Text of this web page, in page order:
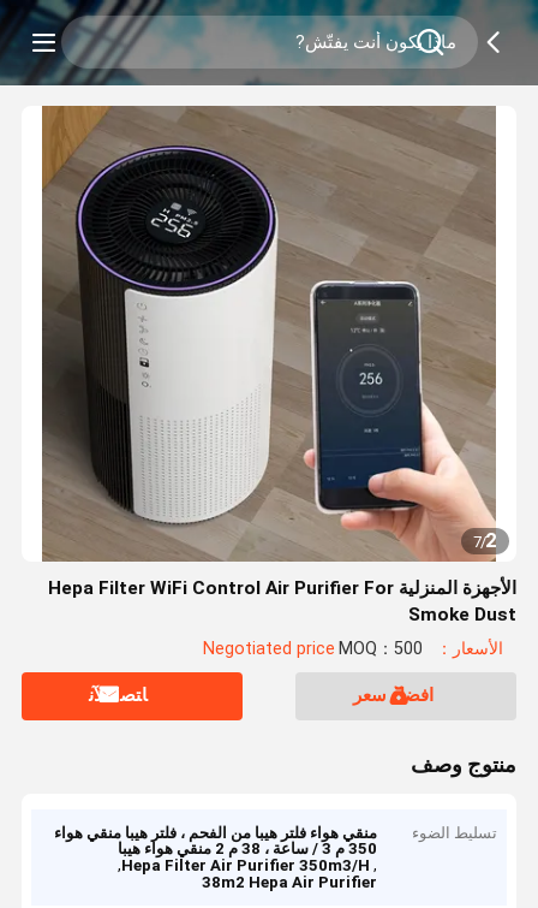
2
/
7
الأجهزة المنزلية Hepa Filter WiFi Control Air Purifier For
Smoke Dust
الأسعار：Negotiated price MOQ：500
افضل سعر ﺎﺘﺼﻟ ﺍﻶﻧ
منتوج وصف
تسليط الضوء
منقي هواء فلتر هيبا من الفحم ، فلتر هيبا منقي هواء
350 م 3 / ساعة ، 38 م 2 منقي هواء هيبا
,
Hepa Filter Air Purifier 350m3/H
,
38m2 Hepa Air Purifier